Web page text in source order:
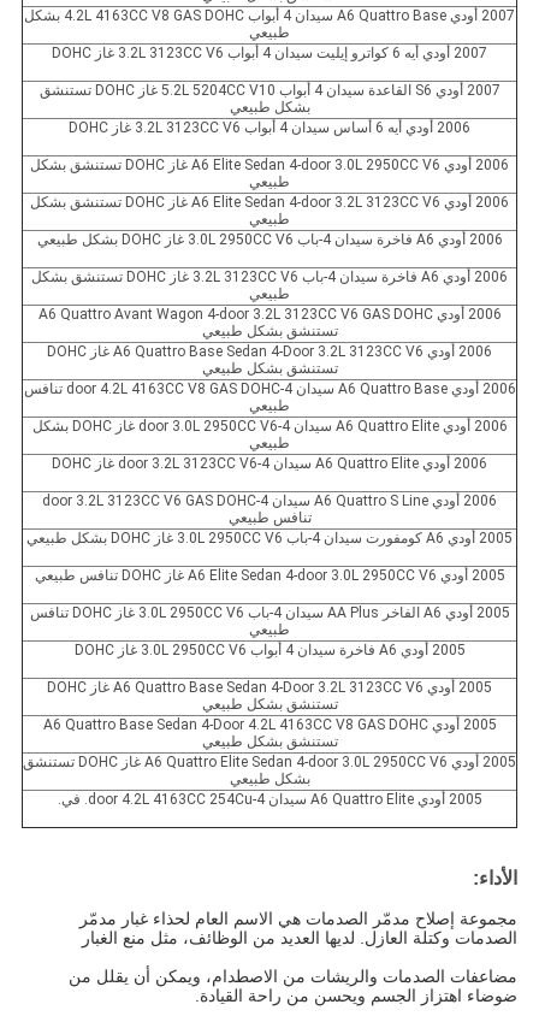
2007 أودي A6 Quattro Base سيدان 4 أبواب 4.2L 4163CC V8 GAS DOHC بشكل
طبيعي
2007 أودي أيه 6 كواترو إيليت سيدان 4 أبواب 3.2L 3123CC V6 غاز DOHC
2007 أودي S6 القاعدة سيدان 4 أبواب 5.2L 5204CC V10 غاز DOHC تستنشق
بشكل طبيعي
2006 أودي أيه 6 أساس سيدان 4 أبواب 3.2L 3123CC V6 غاز DOHC
2006 أودي A6 Elite Sedan 4-door 3.0L 2950CC V6 غاز DOHC تستنشق بشكل
طبيعي
2006 أودي A6 Elite Sedan 4-door 3.2L 3123CC V6 غاز DOHC تستنشق بشكل
طبيعي
2006 أودي A6 فاخرة سيدان 4-باب 3.0L 2950CC V6 غاز DOHC بشكل طبيعي
2006 أودي A6 فاخرة سيدان 4-باب 3.2L 3123CC V6 غاز DOHC تستنشق بشكل
طبيعي
2006 أودي A6 Quattro Avant Wagon 4-door 3.2L 3123CC V6 GAS DOHC
تستنشق بشكل طبيعي
2006 أودي A6 Quattro Base Sedan 4-Door 3.2L 3123CC V6 غاز DOHC
تستنشق بشكل طبيعي
2006 أودي A6 Quattro Base سيدان 4-door 4.2L 4163CC V8 GAS DOHC تنافس
طبيعي
2006 أودي A6 Quattro Elite سيدان 4-door 3.0L 2950CC V6 غاز DOHC بشكل
طبيعي
2006 أودي A6 Quattro Elite سيدان 4-door 3.2L 3123CC V6 غاز DOHC
2006 أودي A6 Quattro S Line سيدان 4-door 3.2L 3123CC V6 GAS DOHC
تنافس طبيعي
2005 أودي A6 كومفورت سيدان 4-باب 3.0L 2950CC V6 غاز DOHC بشكل طبيعي
2005 أودي A6 Elite Sedan 4-door 3.0L 2950CC V6 غاز DOHC تنافس طبيعي
2005 أودي A6 الفاخر AA Plus سيدان 4-باب 3.0L 2950CC V6 غاز DOHC تنافس
طبيعي
2005 أودي A6 فاخرة سيدان 4 أبواب 3.0L 2950CC V6 غاز DOHC
2005 أودي A6 Quattro Base Sedan 4-Door 3.2L 3123CC V6 غاز DOHC
تستنشق بشكل طبيعي
2005 أودي A6 Quattro Base Sedan 4-Door 4.2L 4163CC V8 GAS DOHC
تستنشق بشكل طبيعي
2005 أودي A6 Quattro Elite Sedan 4-door 3.0L 2950CC V6 غاز DOHC تستنشق
بشكل طبيعي
2005 أودي A6 Quattro Elite سيدان 4-door 4.2L 4163CC 254Cu. في.
الأداء:
مجموعة إصلاح مدمّر الصدمات هي الاسم العام لحذاء غبار مدمّر
الصدمات وكتلة العازل. لديها العديد من الوظائف، مثل منع الغبار
مضاعفات الصدمات والريشات من الاصطدام، ويمكن أن يقلل من
ضوضاء اهتزاز الجسم ويحسن من راحة القيادة.